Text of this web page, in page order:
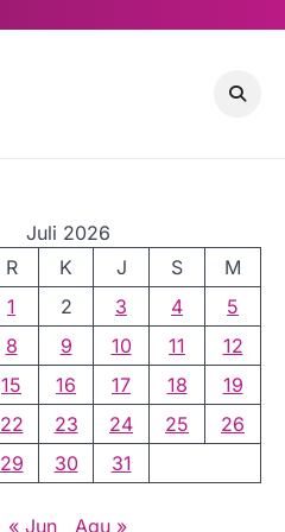
Juli 2026
R K J S
M
1
2 3 4
5
8 9 10 11
12
15 16 17 18
19
22 23 24 25
26
29 30 31
« Jun Agu »